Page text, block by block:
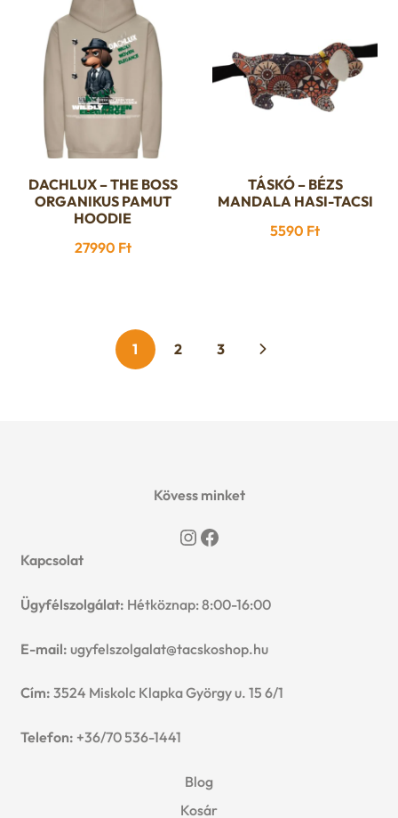
A
változatok
a
termékoldalon
választhatók
változatok
a
termékoldalon
Ennek
a
több
változatok
DACHLUX – THE BOSS
ORGANIKUS PAMUT
HOODIE
27990 Ft
TÁSKÓ – BÉZS
MANDALA HASI-TACSI
5590 Ft
1 2 3
Kövess minket
Instagram
Facebook
Kapcsolat
Ügyfélszolgálat: Hétköznap: 8:00-16:00
E-mail: ugyfelszolgalat@tacskoshop.hu
Cím: 3524 Miskolc Klapka György u. 15 6/1
Telefon: +36/70 536-1441
Blog
Kosár